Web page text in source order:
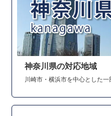
神奈川県の対応地域
川崎市・横浜市を中心とした一